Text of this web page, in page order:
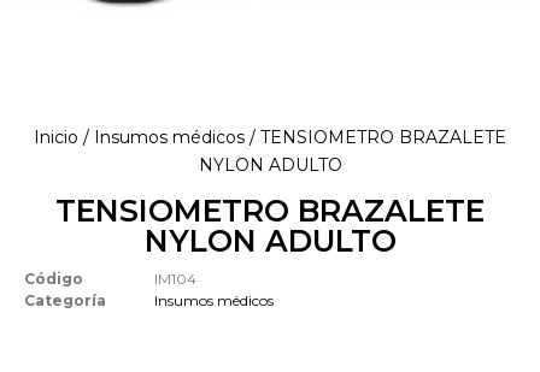
Inicio / Insumos médicos / TENSIOMETRO BRAZALETE
NYLON ADULTO
TENSIOMETRO BRAZALETE
NYLON ADULTO
Código
IM104
Categoría
Insumos médicos